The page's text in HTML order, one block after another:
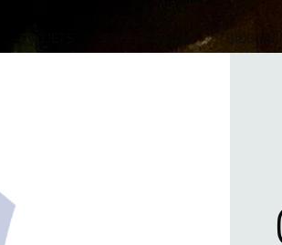
ENSEIGNEMENT